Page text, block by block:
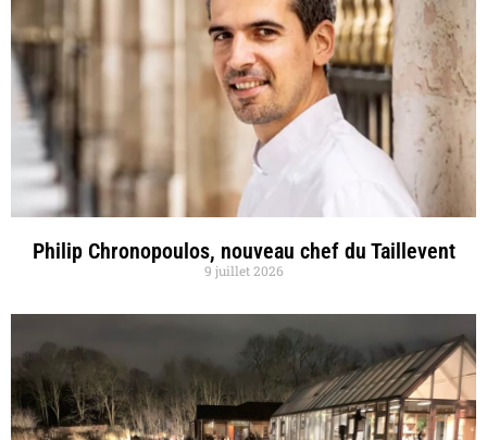
Philip Chronopoulos, nouveau chef du Taillevent
9 juillet 2026